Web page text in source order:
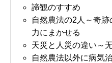
諦観のすすめ
自然農法の2人～奇
力にまかせる
天災と人災の違い～
自然農法以外に病気